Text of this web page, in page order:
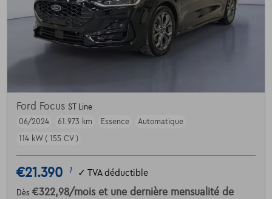
Ford Focus ST Line
06/2024
61.973 km Essence
Automatique
114 kW ( 155 CV )
€21.390 1 ✓ TVA déductible
Dès €322,98/mois et une dernière mensualité de